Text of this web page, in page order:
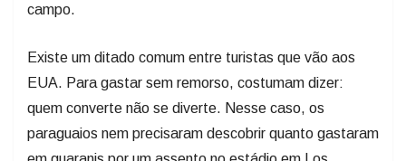
campo.
Existe um ditado comum entre turistas que vão aos
EUA. Para gastar sem remorso, costumam dizer:
quem converte não se diverte. Nesse caso, os
paraguaios nem precisaram descobrir quanto gastaram